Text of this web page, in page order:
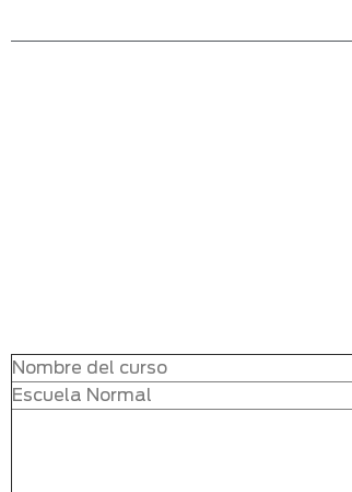
Nombre del curso
Escuela Normal